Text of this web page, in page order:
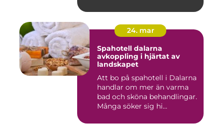
24. mar
Spahotell dalarna
avkoppling i hjärtat av
landskapet
Att bo på spahotell i Dalarna
handlar om mer än varma
bad och sköna behandlingar.
Många söker sig hi...